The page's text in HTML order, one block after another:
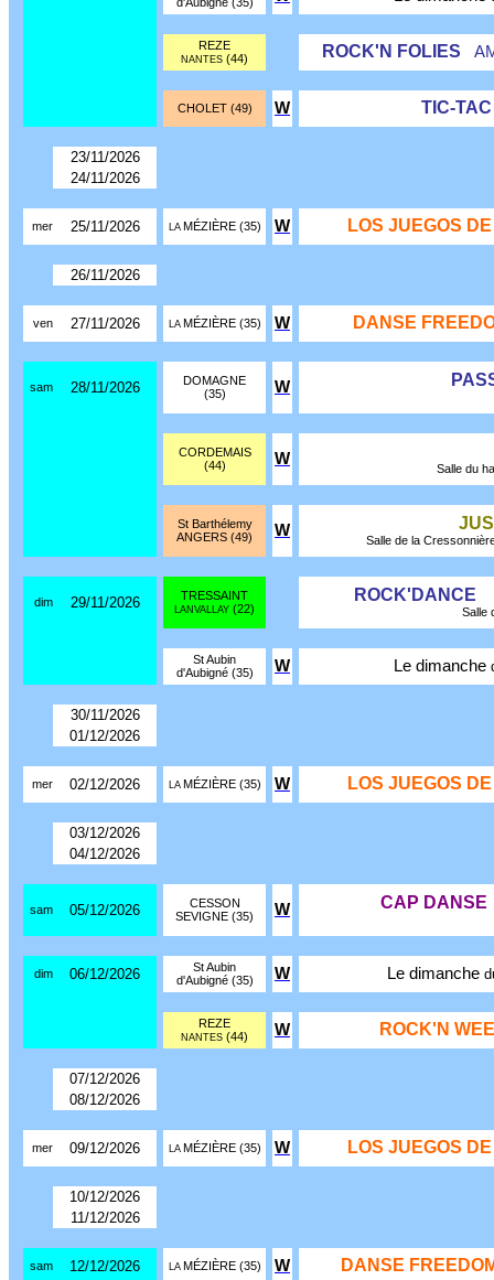
REZE
NANTES (44) ROCK'N FOLIES
CHOLET (49) W TIC-
23/11/2026
24/11/2026
mer 25/11/2026 LA MÉZIÈRE (35) W LOS JUEGOS
26/11/2026
ven 27/11/2026 LA MÉZIÈRE (35) W DANSE
sam 28/11/2026
DOMAGNE
(35)
W
CORDEMAIS
(44)
W
Salle du
St Barthélemy
ANGERS (49)
W
Salle de la
dim 29/11/2026 TRESSAINT
LANVALLAY (22)
ROCK'DANCE
Salle
St Aubin
d'Aubigné (35)
W Le dimanche
30/11/2026
01/12/2026
mer 02/12/2026 LA MÉZIÈRE (35) W LOS JUEGOS
03/12/2026
04/12/2026
sam 05/12/2026
CESSON
SEVIGNE (35)
W CAP DANSE
dim 06/12/2026
St Aubin
d'Aubigné (35)
W Le dimanche
REZE
NANTES (44) W ROCK'N
07/12/2026
08/12/2026
mer 09/12/2026 LA MÉZIÈRE (35) W LOS JUEGOS
10/12/2026
11/12/2026
sam 12/12/2026 LA MÉZIÈRE (35) W DANSE